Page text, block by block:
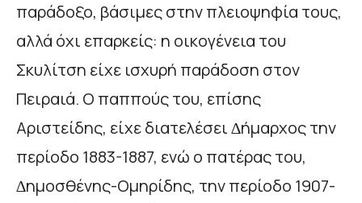
παράδοξο, βάσιµες στην πλειοψηφία τους,
αλλά όχι επαρκείς: η οικογένεια του
Σκυλίτση είχε ισχυρή παράδοση στον
Πειραιά. Ο παππούς του, επίσης
Αριστείδης, είχε διατελέσει ∆ήµαρχος την
περίοδο 1883-1887, ενώ ο πατέρας του,
∆ηµοσθένης-Οµηρίδης, την περίοδο 1907-